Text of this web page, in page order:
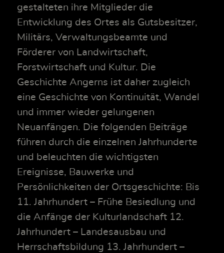
gestalteten ihre Mitglieder die
Entwicklung des Ortes als Gutsbesitzer,
Militärs, Verwaltungsbeamte und
Förderer von Landwirtschaft,
Forstwirtschaft und Kultur. Die
Geschichte Angerns ist daher zugleich
eine Geschichte von Kontinuität, Wandel
und immer wieder gelungenen
Neuanfängen. Die folgenden Beiträge
führen durch die einzelnen Jahrhunderte
und beleuchten die wichtigsten
Ereignisse, Bauwerke und
Persönlichkeiten der Ortsgeschichte: Bis
11. Jahrhundert – Frühe Besiedlung und
die Anfänge der Kulturlandschaft 12.
Jahrhundert – Landesausbau und
Herrschaftsbildung 13. Jahrhundert –